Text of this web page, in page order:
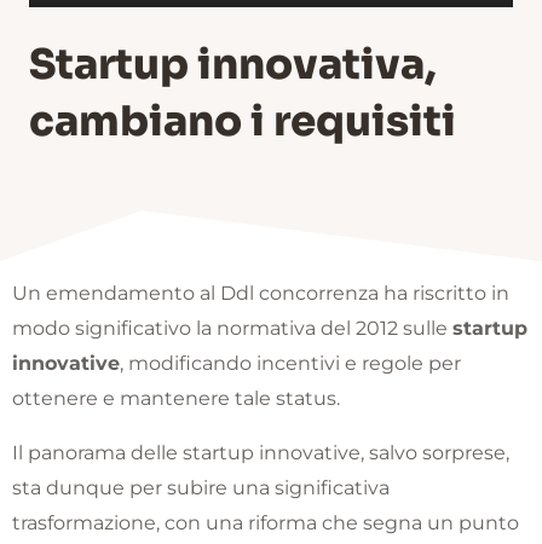
Startup innovativa,
cambiano i requisiti
Un emendamento al Ddl concorrenza ha riscritto in
modo significativo la normativa del 2012 sulle startup
innovative, modificando incentivi e regole per
ottenere e mantenere tale status.
Il panorama delle startup innovative, salvo sorprese,
sta dunque per subire una significativa
trasformazione, con una riforma che segna un punto